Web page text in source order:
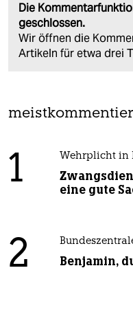
Die
geschlossen.
Wir öffnen die
Artikeln für etwa drei
1 Wehrplicht in
eine gute
2 Benjamin,